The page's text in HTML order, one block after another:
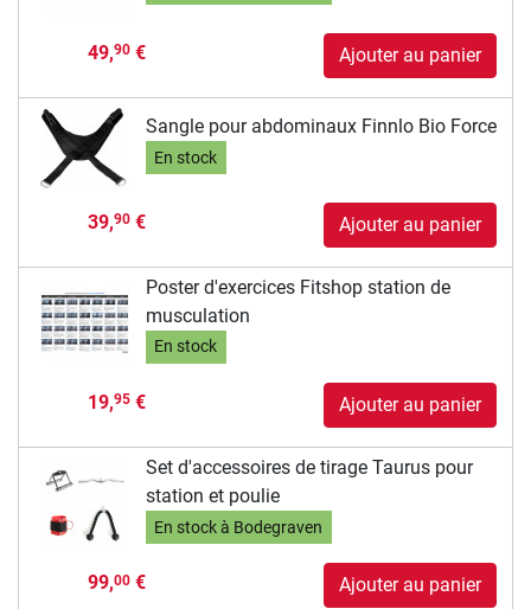
49,90€ Ajouter au panier
Sangle pour abdominaux Finnlo Bio Force
En stock
39,90€ Ajouter au panier
Poster d'exercices Fitshop station de
musculation
En stock
19,95€ Ajouter au panier
Set d'accessoires de tirage Taurus pour
station et poulie
En stock à Bodegraven
99,00€ Ajouter au panier